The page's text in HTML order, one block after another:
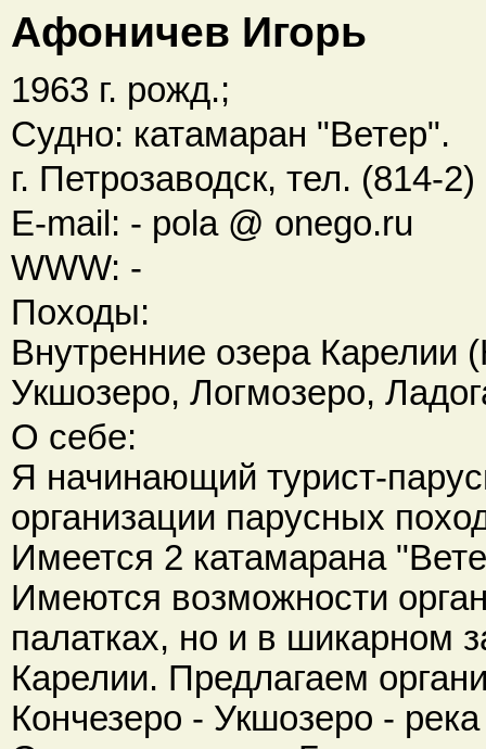
Афоничев Игорь
1963 г. рожд.;
Судно: катамаран "Ветер".
г. Петрозаводск, тел. (814-
E-mail: - pola @ onego.ru
WWW: -
Походы:
Внутренние озера Карелии
Укшозеро, Логмозеро,
О себе:
Я начинающий турист-
организации парусных
Имеется 2 катамарана
Имеются возможности
палатках, но и в шикарном
Карелии. Предлагаем
Кончезеро - Укшозеро -